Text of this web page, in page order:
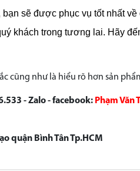
sẽ được phục vụ tốt nhất
khách trong tương lai. Hãy
cũng như là hiểu rõ hơn sản
- Zalo - facebook: Phạm Văn
quận Bình Tân Tp.HCM